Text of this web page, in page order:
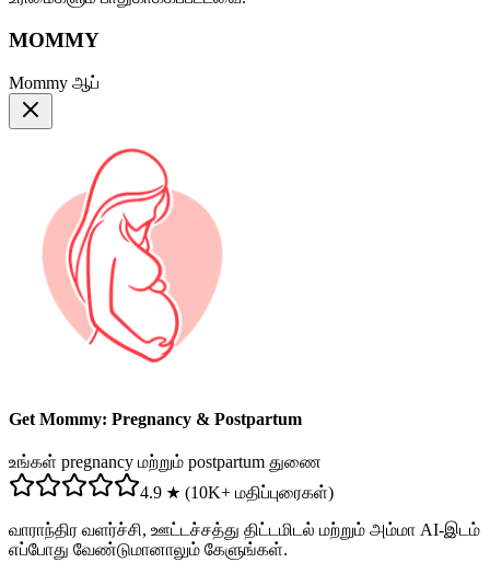
MOMMY
Mommy ஆப்
Get Mommy: Pregnancy & Postpartum
உங்கள் pregnancy மற்றும் postpartum துணை
4.9 ★ (10K+ மதிப்புரைகள்)
வாராந்திர வளர்ச்சி, ஊட்டச்சத்து திட்டமிடல் மற்றும் அம்மா AI-இடம்
எப்போது வேண்டுமானாலும் கேளுங்கள்.